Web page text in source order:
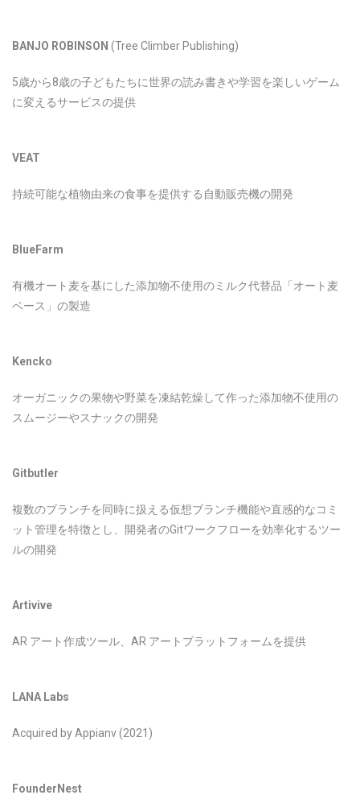
BANJO ROBINSON (Tree Climber Publishing)
5歳から8歳の子どもたちに世界の読み書きや学習を楽しいゲーム
に変えるサービスの提供
VEAT
持続可能な植物由来の食事を提供する自動販売機の開発
BlueFarm
有機オート麦を基にした添加物不使用のミルク代替品「オート麦
ベース」の製造
Kencko
オーガニックの果物や野菜を凍結乾燥して作った添加物不使用の
スムージーやスナックの開発
Gitbutler
複数のブランチを同時に扱える仮想ブランチ機能や直感的なコミ
ット管理を特徴とし、開発者のGitワークフローを効率化するツー
ルの開発
Artivive
AR アート作成ツール、AR アートプラットフォームを提供
LANA Labs
Acquired by Appianv (2021)
FounderNest